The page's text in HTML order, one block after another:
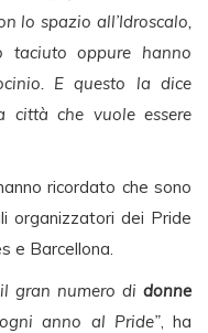
lo spazio all’Idroscalo,
oppure hanno
E questo la dice
città che vuole essere
ricordato che sono
organizzatori dei Pride
e Barcellona.
gran numero di donne
anno al Pride”, ha